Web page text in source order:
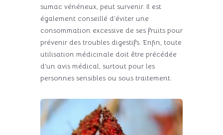
sumac vénéneux, peut survenir. Il est
également conseillé d’éviter une
consommation excessive de ses fruits pour
prévenir des troubles digestifs. Enfin, toute
utilisation médicinale doit être précédée
d’un avis médical, surtout pour les
personnes sensibles ou sous traitement.